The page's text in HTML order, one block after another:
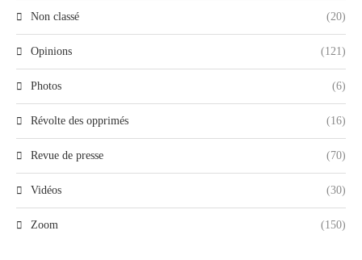
Non classé (20)
Opinions (121)
Photos (6)
Révolte des opprimés (16)
Revue de presse (70)
Vidéos (30)
Zoom (150)